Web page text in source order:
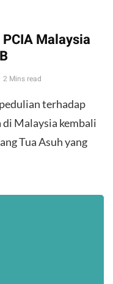
Malaysia
2 Mins read
terhadap
Malaysia kembali
Tua Asuh yang